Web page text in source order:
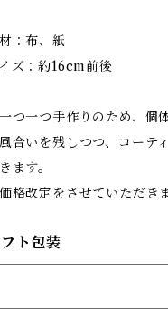
：布、紙
ズ：約16cm前後
つ一つ手作りのため、個
合いを残しつつ、コーテ
ます。
格改定をさせていただき
ト包装